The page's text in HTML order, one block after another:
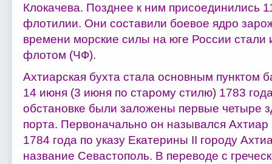
Клокачева. Позднее к ним присоединились
флотилии. Они составили боевое ядро
времени морские силы на юге России
флотом (ЧФ).
Ахтиарская бухта стала основным пунктом
14 июня (3 июня по старому стилю) 1783
обстановке были заложены первые четыре
порта. Первоначально он назывался
1784 года по указу Екатерины II городу
название Севастополь. В переводе с